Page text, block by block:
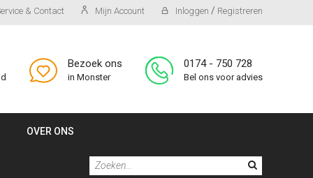
& Contact Mijn Account Inloggen / Registreren
Bezoek ons
in Monster
0174 - 750 728
Bel ons voor advies
OVER ONS